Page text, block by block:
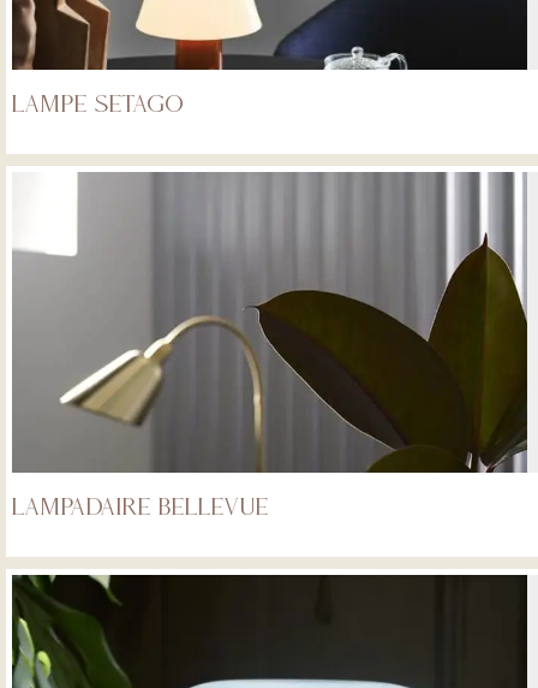
LAMPE SETAGO
Lampadaire Bellevue